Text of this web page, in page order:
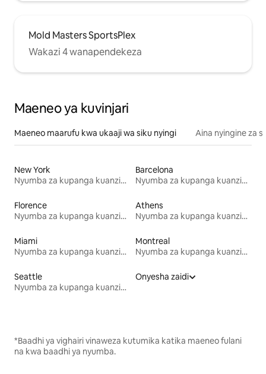
Mold Masters SportsPlex
Wakazi 4 wanapendekeza
Maeneo ya kuvinjari
Maeneo maarufu kwa ukaaji wa siku nyingi Aina nyingine za
New York
Nyumba za kupanga kuanzia mwezi mmoja
Barcelona
Nyumba za kupanga kuanzia mwezi mmoja
Florence
Nyumba za kupanga kuanzia mwezi mmoja
Athens
Nyumba za kupanga kuanzia mwezi mmoja
Miami
Nyumba za kupanga kuanzia mwezi mmoja
Montreal
Nyumba za kupanga kuanzia mwezi mmoja
Seattle
Nyumba za kupanga kuanzia mwezi mmoja
Onyesha zaidi
*Baadhi ya vighairi vinaweza kutumika katika maeneo fulani
na kwa baadhi ya nyumba.